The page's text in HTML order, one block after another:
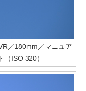
／180mm／マニュア
ISO 320）